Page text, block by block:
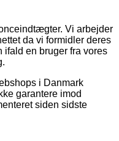
Vi arbejder
da vi formidler deres
ifald en bruger fra vores
i Danmark
garantere imod
siden sidste